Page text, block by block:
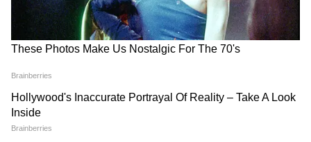
समस्याओं का हम आज तक पूरी तरह से समाधान नहीं
कर पाए हैं। भले ही श्रम कानूनों को सख्ती से लागू करने
का दावा किया जाता हो, लेकिन केरल के कई प्राइवेट